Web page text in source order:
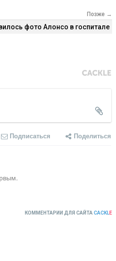
Позже →
фото Алонсо в госпитале
Подписаться Поделиться
КОММЕНТАРИИ ДЛЯ САЙТА CACKLE